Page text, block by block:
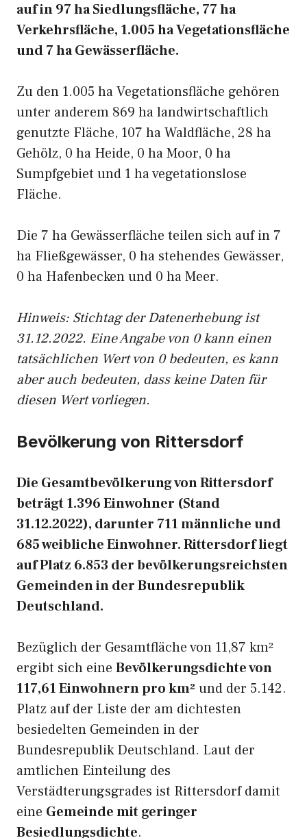
auf in 97 ha Siedlungsfläche, 77 ha
Verkehrsfläche, 1.005 ha Vegetationsfläche
und 7 ha Gewässerfläche.
Zu den 1.005 ha Vegetationsfläche gehören
unter anderem 869 ha landwirtschaftlich
genutzte Fläche, 107 ha Waldfläche, 28 ha
Gehölz, 0 ha Heide, 0 ha Moor, 0 ha
Sumpfgebiet und 1 ha vegetationslose
Fläche.
Die 7 ha Gewässerfläche teilen sich auf in 7
ha Fließgewässer, 0 ha stehendes Gewässer,
0 ha Hafenbecken und 0 ha Meer.
Hinweis: Stichtag der Datenerhebung ist
31.12.2022. Eine Angabe von 0 kann einen
tatsächlichen Wert von 0 bedeuten, es kann
aber auch bedeuten, dass keine Daten für
diesen Wert vorliegen.
Bevölkerung von Rittersdorf
Die Gesamtbevölkerung von Rittersdorf
beträgt 1.396 Einwohner (Stand
31.12.2022), darunter 711 männliche und
685 weibliche Einwohner. Rittersdorf liegt
auf Platz 6.853 der bevölkerungsreichsten
Gemeinden in der Bundesrepublik
Deutschland.
Bezüglich der Gesamtfläche von 11,87 km²
ergibt sich eine Bevölkerungsdichte von
117,61 Einwohnern pro km² und der 5.142.
Platz auf der Liste der am dichtesten
besiedelten Gemeinden in der
Bundesrepublik Deutschland. Laut der
amtlichen Einteilung des
Verstädterungsgrades ist Rittersdorf damit
eine Gemeinde mit geringer
Besiedlungsdichte.